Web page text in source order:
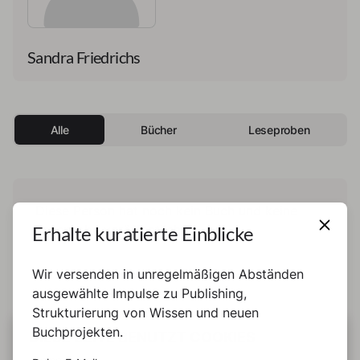
Sandra Friedrichs
Alle Bücher Leseproben
Leseprobe veröffentlicht.
DIESE SEITE BENUTZT COOKIES
Erhalte kuratierte Einblicke
Wir versenden in unregelmäßigen Abständen
ausgewählte Impulse zu Publishing,
Strukturierung von Wissen und neuen
Buchprojekten.